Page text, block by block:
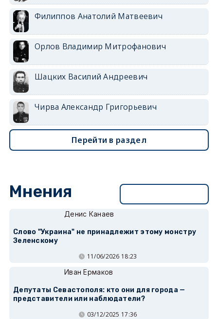
Филиппов Анатолий Матвеевич
Орлов Владимир Митрофанович
Шацких Василий Андреевич
Чирва Александр Григорьевич
Перейти в раздел
Мнения
Денис Канаев
Слово "Украина" не принадлежит этому монстру
Зеленскому
11/06/2026 18:23
Иван Ермаков
Депутаты Севастополя: кто они для города —
представители или наблюдатели?
03/12/2025 17:36